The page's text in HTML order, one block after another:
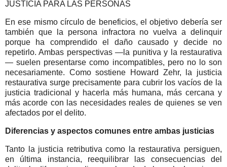
JUSTICIA PARA LAS PERSONAS
En ese mismo círculo de beneficios, el objetivo debería ser
también que la persona infractora no vuelva a delinquir
porque ha comprendido el daño causado y decide no
repetirlo. Ambas perspectivas —la punitiva y la restaurativa
— suelen presentarse como incompatibles, pero no lo son
necesariamente. Como sostiene Howard Zehr, la justicia
restaurativa surge precisamente para cubrir los vacíos de la
justicia tradicional y hacerla más humana, más cercana y
más acorde con las necesidades reales de quienes se ven
afectados por el delito.
Diferencias y aspectos comunes entre ambas justicias
Tanto la justicia retributiva como la restaurativa persiguen,
en última instancia, reequilibrar las consecuencias del